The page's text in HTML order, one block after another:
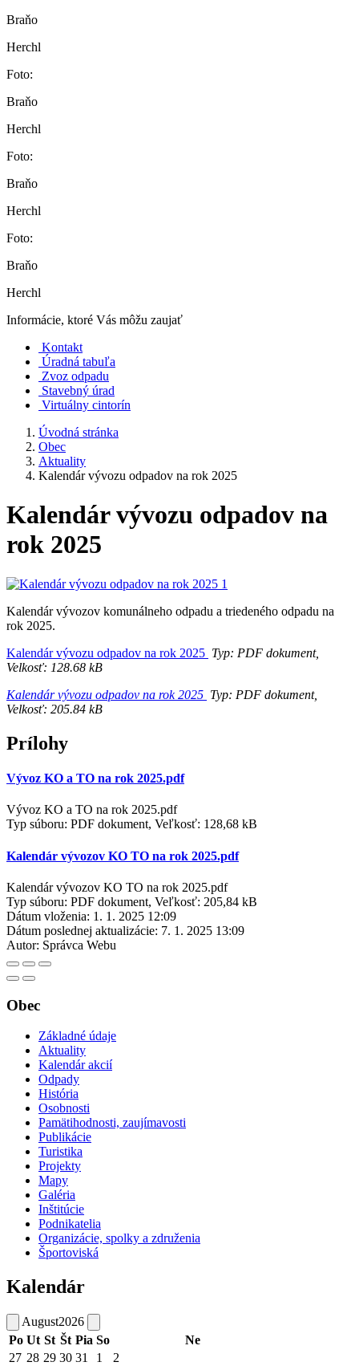
Braňo
Herchl
Foto:
Braňo
Herchl
Foto:
Braňo
Herchl
Foto:
Braňo
Herchl
Informácie, ktoré Vás môžu zaujať
Kontakt
Úradná tabuľa
Zvoz odpadu
Stavebný úrad
Virtuálny cintorín
Úvodná stránka
Obec
Aktuality
Kalendár vývozu odpadov na rok 2025
Kalendár vývozu odpadov na
rok 2025
Kalendár vývozov komunálneho odpadu a triedeného odpadu na
rok 2025.
Kalendár vývozu odpadov na rok 2025 Typ: PDF dokument,
Velkosť: 128.68 kB
Kalendár vývozu odpadov na rok 2025 Typ: PDF dokument,
Velkosť: 205.84 kB
Prílohy
Vývoz KO a TO na rok 2025.pdf
Vývoz KO a TO na rok 2025.pdf
Typ súboru: PDF dokument, Veľkosť: 128,68 kB
Kalendár vývozov KO TO na rok 2025.pdf
Kalendár vývozov KO TO na rok 2025.pdf
Typ súboru: PDF dokument, Veľkosť: 205,84 kB
Dátum vloženia: 1. 1. 2025 12:09
Dátum poslednej aktualizácie: 7. 1. 2025 13:09
Autor: Správca Webu
Obec
Základné údaje
Aktuality
Kalendár akcií
Odpady
História
Osobnosti
Pamätihodnosti, zaujímavosti
Publikácie
Turistika
Projekty
Mapy
Galéria
Inštitúcie
Podnikatelia
Organizácie, spolky a združenia
Športoviská
Kalendár
August2026
Po Ut St Št Pia So
Ne
27 28 29 30 31 1 2